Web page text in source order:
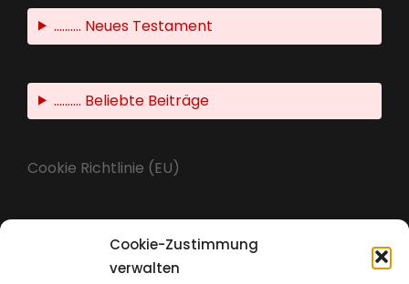
Cookie-Zustimmung
verwalten
.......... Neues Testament
.......... Beliebte Beiträge
Cookie Richtlinie (EU)